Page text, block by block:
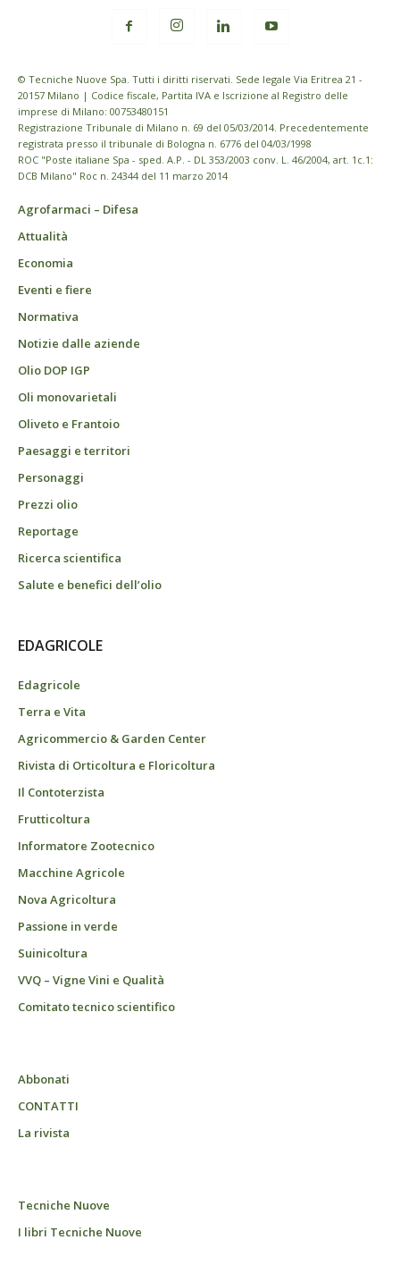
© Tecniche Nuove Spa. Tutti i diritti riservati. Sede legale Via Eritrea 21 -
20157 Milano | Codice fiscale, Partita IVA e Iscrizione al Registro delle
imprese di Milano: 00753480151
Registrazione Tribunale di Milano n. 69 del 05/03/2014. Precedentemente
registrata presso il tribunale di Bologna n. 6776 del 04/03/1998
ROC "Poste italiane Spa - sped. A.P. - DL 353/2003 conv. L. 46/2004, art. 1c.1:
DCB Milano" Roc n. 24344 del 11 marzo 2014
Agrofarmaci – Difesa
Attualità
Economia
Eventi e fiere
Normativa
Notizie dalle aziende
Olio DOP IGP
Oli monovarietali
Oliveto e Frantoio
Paesaggi e territori
Personaggi
Prezzi olio
Reportage
Ricerca scientifica
Salute e benefici dell’olio
EDAGRICOLE
Edagricole
Terra e Vita
Agricommercio & Garden Center
Rivista di Orticoltura e Floricoltura
Il Contoterzista
Frutticoltura
Informatore Zootecnico
Macchine Agricole
Nova Agricoltura
Passione in verde
Suinicoltura
VVQ – Vigne Vini e Qualità
Comitato tecnico scientifico
Abbonati
CONTATTI
La rivista
Tecniche Nuove
I libri Tecniche Nuove